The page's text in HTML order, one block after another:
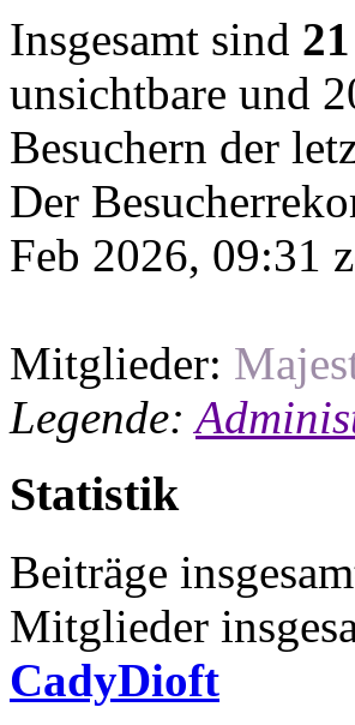
Insgesamt sind 21
unsichtbare und
Besuchern der
Der
Feb 2026, 09:31
Mitglieder:
Legende:
Statistik
Beiträge
Mitglieder
CadyDioft